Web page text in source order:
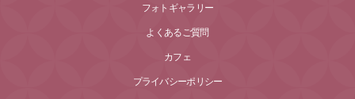
フォトギャラリー
よくあるご質問
カフェ
プライバシーポリシー